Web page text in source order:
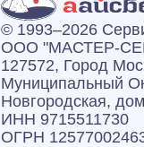
© 1993–2026
ООО "МАСТЕР-
127572, Город
Муниципальный
Новгородская,
ИНН 9715511730
ОГРН